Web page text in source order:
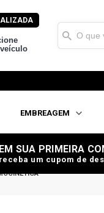
EMBREAGEM
SUA PRIMEIRA
um cupom de